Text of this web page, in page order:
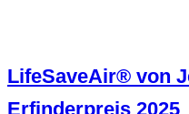
LifeSaveAir® von
Erfinderpreis 2025